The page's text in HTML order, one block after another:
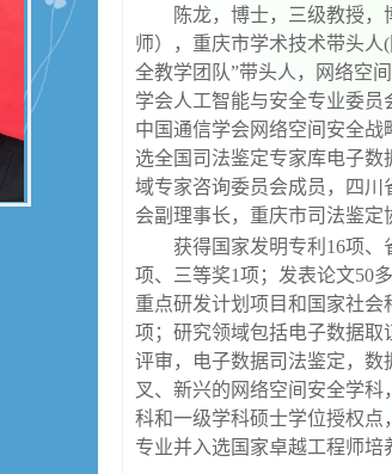
陈龙，博士，三级教授
师），重庆市学术技术带头人(
全教学团队”带头人，网络空
学会人工智能与安全专业委员
中国通信学会网络空间安全战
选全国司法鉴定专家库电子
域专家咨询委员会成员，四川
会副理事长，重庆市司法鉴定
获得国家发明专利 16项、
项、三等奖1项；发表论文50
重点研发计划项目和国家社会
项；研究领域包括电子数据取
评审，电子数据司法鉴定 ， 数
叉、新兴的网络空间安全学
科和一级学科硕士学位授权
专业并入选国家卓越工程师培